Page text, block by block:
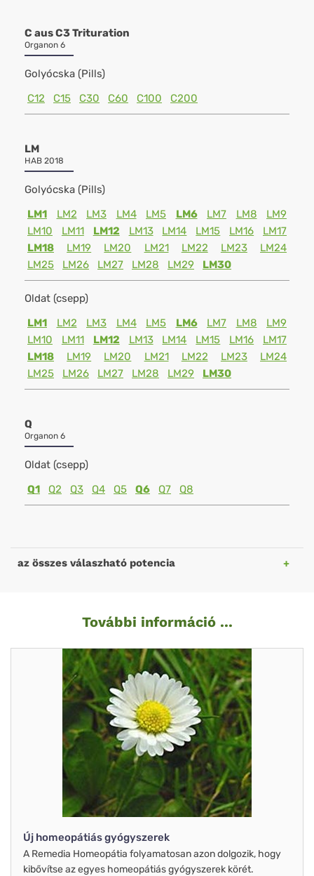
C aus C3 Trituration
Organon 6
Golyócska (Pills)
C12
C15 C30 C60 C100 C200
LM
HAB 2018
Golyócska (Pills)
LM1
LM2 LM3 LM4 LM5 LM6 LM7 LM8
LM9
LM10
LM11 LM12 LM13 LM14 LM15 LM16
LM17
LM18
LM19 LM20 LM21 LM22 LM23
LM24
LM25
LM26 LM27 LM28 LM29 LM30
Oldat (csepp)
LM1
LM2 LM3 LM4 LM5 LM6 LM7 LM8
LM9
LM10
LM11 LM12 LM13 LM14 LM15 LM16
LM17
LM18
LM19 LM20 LM21 LM22 LM23
LM24
LM25
LM26 LM27 LM28 LM29 LM30
Q
Organon 6
Oldat (csepp)
Q1
Q2 Q3 Q4 Q5 Q6 Q7 Q8
az összes válaszható potencia
További információ ...
Új homeopátiás gyógyszerek
A Remedia Homeopátia folyamatosan azon dolgozik, hogy
kibővítse az egyes homeopátiás gyógyszerek körét.